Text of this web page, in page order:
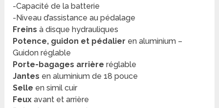
-Capacité de la batterie
-Niveau d’assistance au pédalage
Freins à disque hydrauliques
Potence, guidon et pédalier en aluminium –
Guidon réglable
Porte-bagages arrière réglable
Jantes en aluminium de 18 pouce
Selle en simil cuir
Feux avant et arrière